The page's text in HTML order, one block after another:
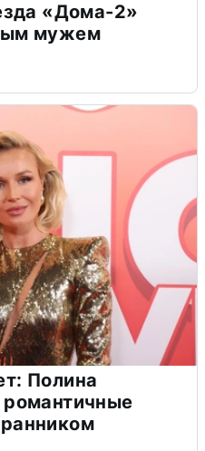
«Дома-2»
мужем
Полина
романтичные